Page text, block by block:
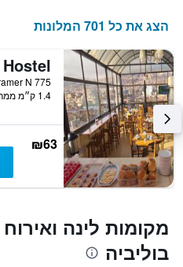
כולל
ציר
Y
המציג
את
מחיר
הממוצע
של
חדר
הצג את כל 701 המלונות
1.4 ק״מ ממרכז העיר
₪63
מקומות לינה
בוליביה